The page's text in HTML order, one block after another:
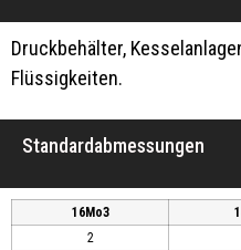
Druckbehälter,
Flüssigkeiten.
Standardabmessungen
16Mo3
2